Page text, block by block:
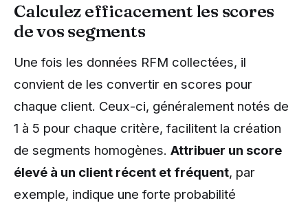
Calculez efficacement les scores
de vos segments
Une fois les données RFM collectées, il
convient de les convertir en scores pour
chaque client. Ceux-ci, généralement notés de
1 à 5 pour chaque critère, facilitent la création
de segments homogènes. Attribuer un score
élevé à un client récent et fréquent, par
exemple, indique une forte probabilité